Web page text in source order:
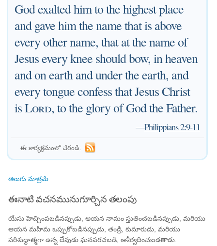
God exalted him to the highest place
and gave him the name that is above
every other name, that at the name of
Jesus every knee should bow, in heaven
and on earth and under the earth, and
every tongue confess that Jesus Christ
isLord, to the glory of God the Father.
—Philippians 2:9-11
ఈ కార్యక్రమంలో చేరండి:
తెలుగు మాత్రమే
ఈనాటి వచనమునుగూర్చిన తలంపు
యేసు హెచ్చింపబడినప్పుడు, ఆయన నామం స్తుతించబడినప్పుడు, మరియు
ఆయన మహిమ ఒప్పుకోబడినప్పుడు, తండ్రి, కుమారుడు, మరియు
పరిశుద్ధాత్మగా ఉన్న దేవుడు ఘనపరచబడి, ఆశీర్వదించబడతాడు.